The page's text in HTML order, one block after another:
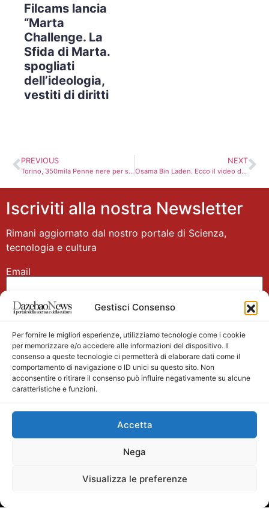
Gestisci Consenso
Per fornire le migliori esperienze, utilizziamo tecnologie come i cookie
per memorizzare e/o accedere alle informazioni del dispositivo. Il
consenso a queste tecnologie ci permetterà di elaborare dati come il
comportamento di navigazione o ID unici su questo sito. Non
acconsentire o ritirare il consenso può influire negativamente su alcune
caratteristiche e funzioni.
Accetta
Nega
Visualizza le preferenze
Filcams lancia
“Marta
Challenge. La
Sfida di Marta.
spogliati
dell’ideologia,
vestiti di diritti
PREVIOUS
Torino, 350mila Penne nere per sfilata
NEXT
Osama Bin Laden. Ecco il video diffuso dal Pentagono
Iscriviti alla nostra Newsletter
Rimani aggiornato dal nostro portale di Scienza,
tecnologia e cultura
Email
Nome
Main partner
Testata giornalistica registrata presso il Tribunale di